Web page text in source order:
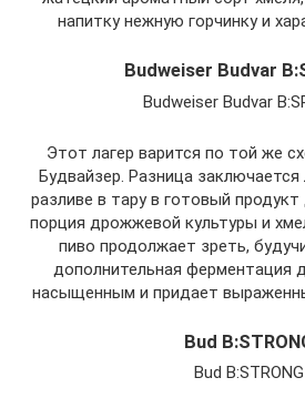
напитку нежную горчинку и
Budweiser Budvar
Budweiser Budvar
Этот лагер варится по той же
Будвайзер. Разница
разливе в тару в готовый
порция дрожжевой культуры и
пиво продолжает зреть,
дополнительная ферментация
насыщенным и придает
Bud
Bud B:STRONG